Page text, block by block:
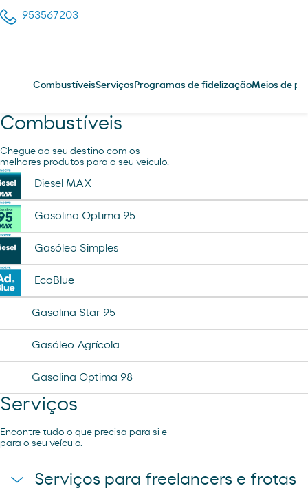
953567203
CombustíveisServiços Programas de fidelizaçãoMeios de
Combustíveis
Chegue ao seu destino com os
melhores produtos para o seu veículo.
Diesel MAX
Gasolina Optima 95
Gasóleo Simples
EcoBlue
Gasolina Star 95
Gasóleo Agrícola
Gasolina Optima 98
Serviços
Encontre tudo o que precisa para si e
para o seu veículo.
Serviços para freelancers e frotas